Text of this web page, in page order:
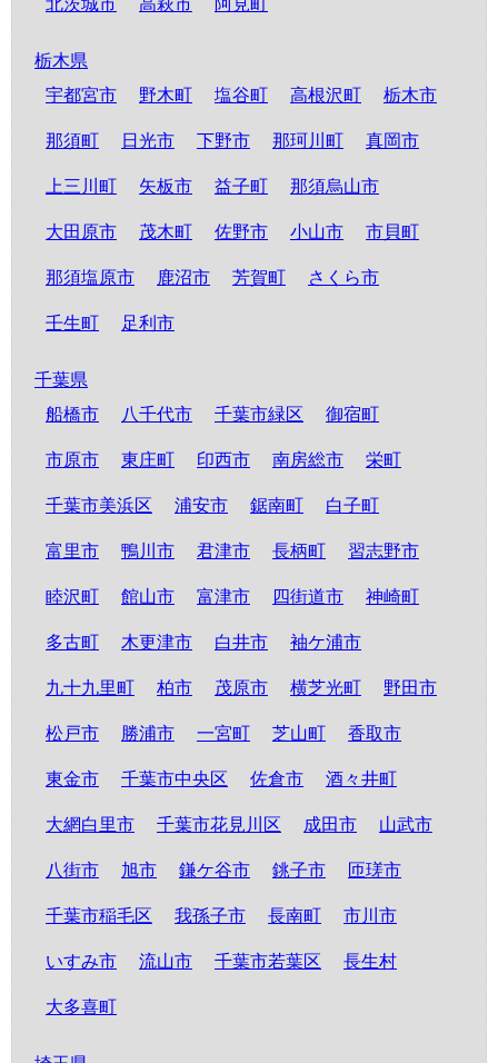
北茨城市 高萩市 阿見町
栃木県
宇都宮市
野木町 塩谷町 高根沢町 栃木市
那須町 日光市 下野市 那珂川町 真岡市
上三川町 矢板市 益子町 那須烏山市
大田原市 茂木町 佐野市 小山市 市貝町
那須塩原市 鹿沼市 芳賀町 さくら市
壬生町 足利市
千葉県
船橋市
八千代市 千葉市緑区 御宿町
市原市 東庄町 印西市 南房総市 栄町
千葉市美浜区 浦安市 鋸南町 白子町
富里市 鴨川市 君津市 長柄町 習志野市
睦沢町 館山市 富津市 四街道市 神崎町
多古町 木更津市 白井市 袖ケ浦市
九十九里町 柏市 茂原市 横芝光町 野田市
松戸市 勝浦市 一宮町 芝山町 香取市
東金市 千葉市中央区 佐倉市 酒々井町
大網白里市 千葉市花見川区 成田市 山武市
八街市 旭市 鎌ケ谷市 銚子市 匝瑳市
千葉市稲毛区 我孫子市 長南町 市川市
いすみ市 流山市 千葉市若葉区 長生村
大多喜町